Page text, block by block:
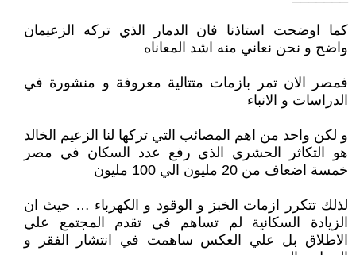
كما اوضحت استاذنا فان الدمار الذي تركه الزعيمان
واضح و نحن نعاني منه اشد المعاناه
فمصر الان تمر بازمات متتالية معروفة و منشورة في
الدراسات و الانباء
و لكن واحد من اهم المصائب التي تركها لنا الزعيم الخالد
هو التكاثر الحشري الذي رفع عدد السكان في مصر
خمسة اضعاف من 20 مليون الي 100 مليون
لذلك تتكرر ازمات الخبز و الوقود و الكهرباء … حيث ان
الزيادة السكانية لم تساهم في تقدم المجتمع علي
الاطلاق بل علي العكس ساهمت في انتشار الفقر و